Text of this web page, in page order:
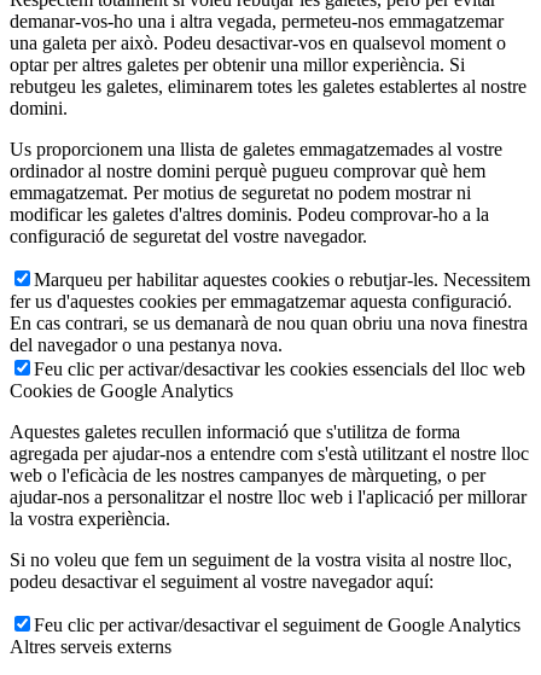
demanar-vos-ho una i altra vegada, permeteu-nos emmagatzemar
una galeta per això. Podeu desactivar-vos en qualsevol moment o
optar per altres galetes per obtenir una millor experiència. Si
rebutgeu les galetes, eliminarem totes les galetes establertes al nostre
domini.
Us proporcionem una llista de galetes emmagatzemades al vostre
ordinador al nostre domini perquè pugueu comprovar què hem
emmagatzemat. Per motius de seguretat no podem mostrar ni
modificar les galetes d'altres dominis. Podeu comprovar-ho a la
configuració de seguretat del vostre navegador.
Marqueu per habilitar aquestes cookies o rebutjar-les. Necessitem
fer us d'aquestes cookies per emmagatzemar aquesta configuració.
En cas contrari, se us demanarà de nou quan obriu una nova finestra
del navegador o una pestanya nova.
Feu clic per activar/desactivar les cookies essencials del lloc web
Cookies de Google Analytics
Aquestes galetes recullen informació que s'utilitza de forma
agregada per ajudar-nos a entendre com s'està utilitzant el nostre lloc
web o l'eficàcia de les nostres campanyes de màrqueting, o per
ajudar-nos a personalitzar el nostre lloc web i l'aplicació per millorar
la vostra experiència.
Si no voleu que fem un seguiment de la vostra visita al nostre lloc,
podeu desactivar el seguiment al vostre navegador aquí:
Feu clic per activar/desactivar el seguiment de Google Analytics
Altres serveis externs